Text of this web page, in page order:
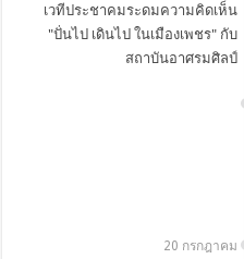
เวทีประชาคมระดมความคิดเห็น
"ปั่นไป เดินไป ในเมืองเพชร" กับ
สถาบันอาศรมศิลป์
20 กรกฎาคม